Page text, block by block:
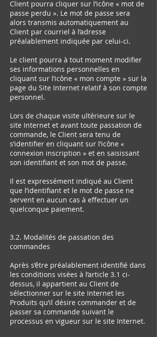
Client pourra cliquer sur l’icône « mot de
passe perdu ». Le mot de passe sera
alors transmis automatiquement au
Client par courriel à l’adresse
préalablement indiquée par celui-ci.
Le client pourra à tout moment modifier
ses informations personnelles en
cliquant sur l’icône « mon compte » sur la
page du Site Internet relatif à son compte
personnel.
Lors de chaque visite ultérieure sur le
site Internet et avant toute passation de
commande, le Client sera tenu de
s’identifier en cliquant sur l’icône «
connexion inscription » et en saisissant
son identifiant et son mot de passe.
Il est expressément indiqué au Client
que l’identifiant et le mot de passe ne
servent en aucun cas à effectuer un
quelconque paiement.
3.2. Modalités de passation des
commandes
Après s’être préalablement identifié dans
les conditions visées à l’article 3.1 ci-
dessus, il appartient au Client de
sélectionner sur le site Internet les
Produits qu’il désire commander et de
passer sa commande suivant le
processus en vigueur sur le site Internet.